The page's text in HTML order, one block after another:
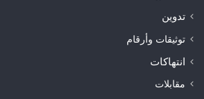
تدوين
توثيقات وأرقام
انتهاكات
مقابلات